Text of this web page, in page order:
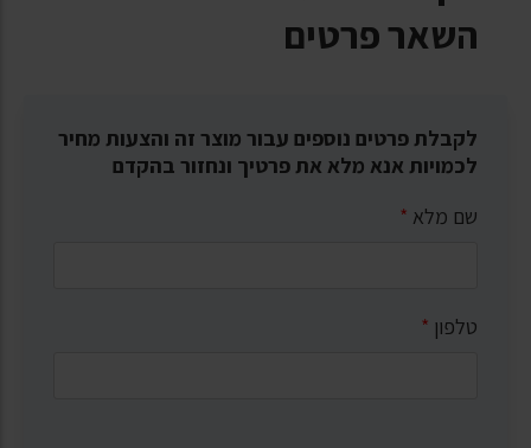
השאר פרטים
לקבלת פרטים נוספים עבור מוצר זה והצעות מחיר
לכמויות אנא מלא את פרטיך ונחזור בהקדם
שם מלא *
טלפון *